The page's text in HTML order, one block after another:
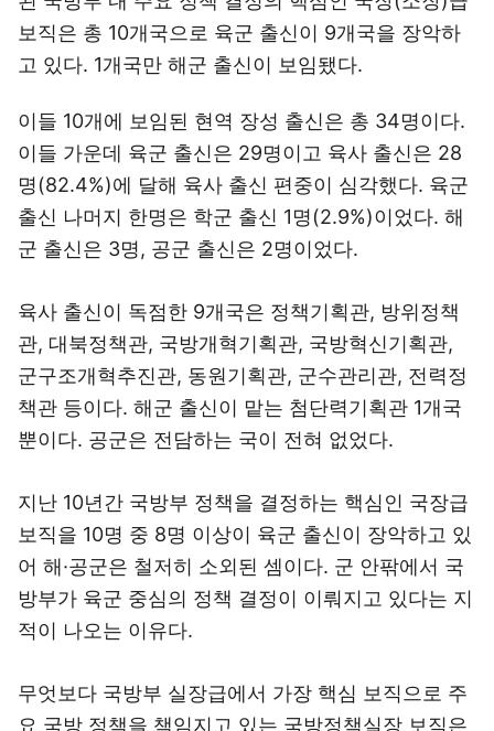
보직은 총 10개국으로 육군 출신이 9개국을 장악하
고 있다. 1개국만 해군 출신이 보임됐다.
이들 10개에 보임된 현역 장성 출신은 총 34명이다.
이들 가운데 육군 출신은 29명이고 육사 출신은 28
명(82.4%)에 달해 육사 출신 편중이 심각했다. 육군
출신 나머지 한명은 학군 출신 1명(2.9%)이었다. 해
군 출신은 3명, 공군 출신은 2명이었다.
육사 출신이 독점한 9개국은 정책기획관, 방위정책
관, 대북정책관, 국방개혁기획관, 국방혁신기획관,
군구조개혁추진관, 동원기획관, 군수관리관, 전력정
책관 등이다. 해군 출신이 맡는 첨단력기획관 1개국
뿐이다. 공군은 전담하는 국이 전혀 없었다.
지난 10년간 국방부 정책을 결정하는 핵심인 국장급
보직을 10명 중 8명 이상이 육군 출신이 장악하고 있
어 해·공군은 철저히 소외된 셈이다. 군 안팎에서 국
방부가 육군 중심의 정책 결정이 이뤄지고 있다는 지
적이 나오는 이유다.
무엇보다 국방부 실장급에서 가장 핵심 보직으로 주
요 국방 정책을 책임지고 있는 국방정책실장 보직은